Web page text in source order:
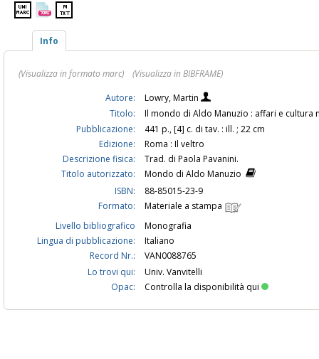
Info
(Visualizza in formato marc)
(Visualizza in BIBFRAME)
Autore:
Lowry, Martin
Titolo:
Il mondo di Aldo Manuzio : affari e cultura
Pubblicazione:
441 p., [4] c. di tav. : ill. ; 22 cm
Edizione:
Roma : Il veltro
Descrizione fisica:
Trad. di Paola Pavanini.
Titolo autorizzato:
Mondo di Aldo Manuzio
ISBN:
88-85015-23-9
Formato:
Materiale a stampa
Livello bibliografico
Monografia
Lingua di pubblicazione:
Italiano
Record Nr.:
VAN0088765
Lo trovi qui:
Univ. Vanvitelli
Opac:
Controlla la disponibilità qui